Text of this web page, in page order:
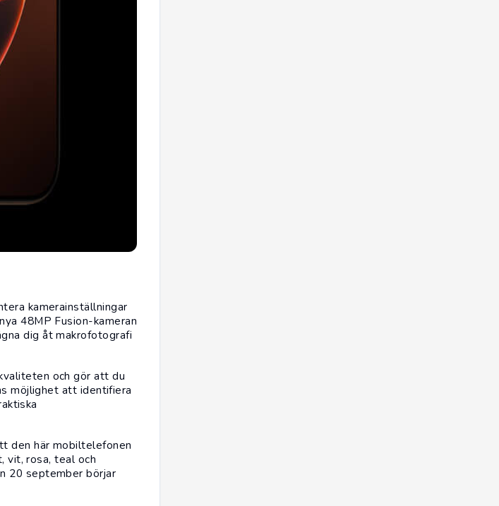
kamerainställningar
48MP Fusion-kameran
dig åt makrofotografi
och gör att du
möjlighet att identifiera
den här mobiltelefonen
vit, rosa, teal och
20 september börjar